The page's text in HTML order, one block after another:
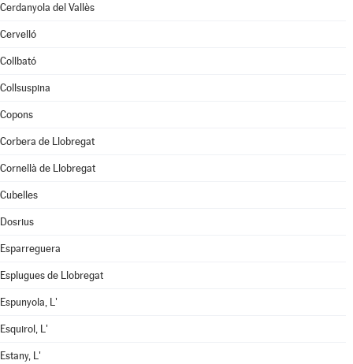
Cerdanyola del Vallès
Cervelló
Collbató
Collsuspina
Copons
Corbera de Llobregat
Cornellà de Llobregat
Cubelles
Dosrius
Esparreguera
Esplugues de Llobregat
Espunyola, L'
Esquirol, L'
Estany, L'